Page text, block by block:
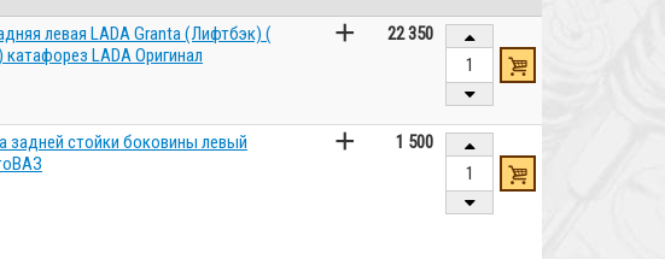
левая LADA Granta (Лифтбэк) (
LADA Оригинал
+ 22 350
задней стойки боковины левый
+ 1 500